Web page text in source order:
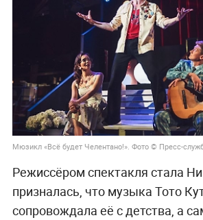
Мюзикл «Всё будет Челентано!». Фото © Пресс-
Режиссёром спектакля стала
призналась, что музыка Тото
сопровождала её с детства, а